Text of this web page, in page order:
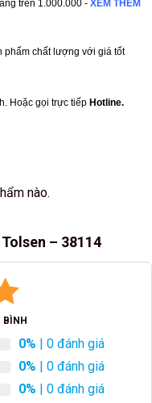
trên 1.000.000 - XEM THÊM
phẩm chất lượng với giá tốt
Hoặc gọi trực tiếp Hotline.
nào.
– 38114
BÌNH
0% | 0 đánh giá
0% | 0 đánh giá
0% | 0 đánh giá